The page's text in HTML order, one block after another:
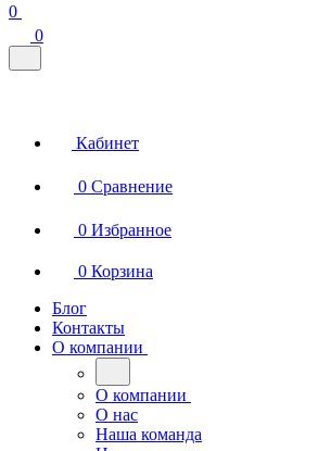
0
0
Кабинет
0 Сравнение
0 Избранное
0 Корзина
Блог
Контакты
О компании
О компании
О нас
Наша команда